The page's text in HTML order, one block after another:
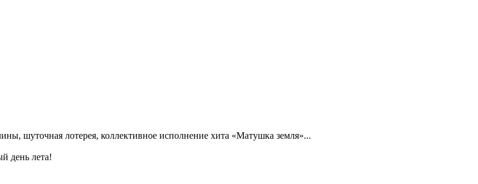
шуточная лотерея, коллективное исполнение хита «Матушка земля»...
день лета!